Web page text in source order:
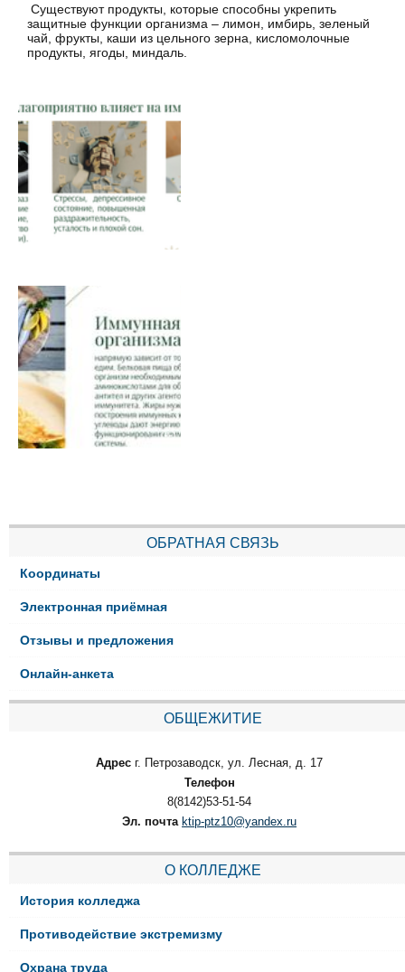
Существуют продукты, которые способны укрепить
защитные функции организма – лимон, имбирь, зеленый
чай, фрукты, каши из цельного зерна, кисломолочные
продукты, ягоды, миндаль.
ОБРАТНАЯ СВЯЗЬ
Координаты
Электронная приёмная
Отзывы и предложения
Онлайн-анкета
ОБЩЕЖИТИЕ
Адрес г. Петрозаводск, ул. Лесная, д. 17
Телефон
8(8142)53-51-54
Эл. почта ktip-ptz10@yandex.ru
О КОЛЛЕДЖЕ
История колледжа
Противодействие экстремизму
Охрана труда